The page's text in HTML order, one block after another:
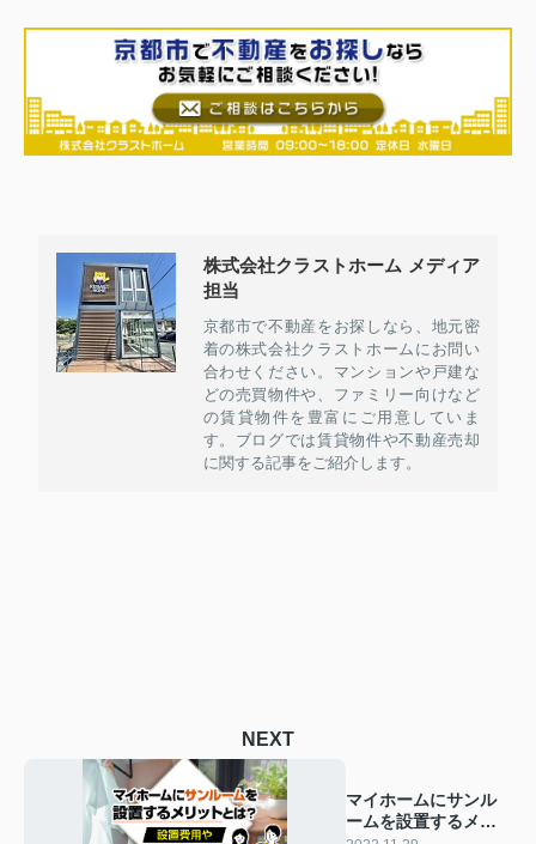
株式会社クラストホーム メディア
担当
京都市で不動産をお探しなら、地元密
着の株式会社クラストホームにお問い
合わせください。マンションや戸建な
どの売買物件や、ファミリー向けなど
の賃貸物件を豊富にご用意していま
す。ブログでは賃貸物件や不動産売却
に関する記事をご紹介します。
NEXT
マイホームにサンル
ームを設置するメリ